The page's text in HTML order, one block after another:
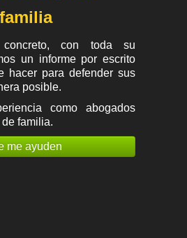
con toda su
un informe por escrito
hacer para defender sus
posible.
como abogados
familia.
me ayuden